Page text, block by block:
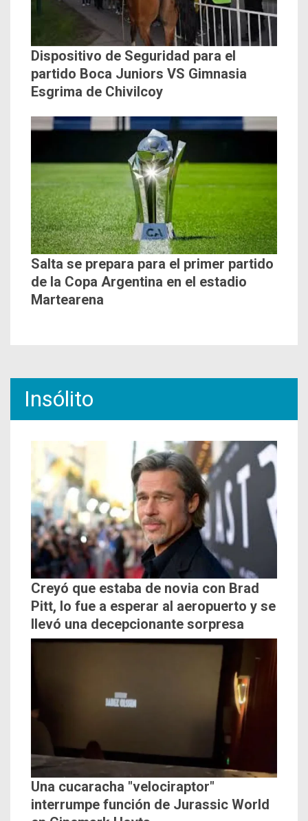
Dispositivo de Seguridad para el
partido Boca Juniors VS Gimnasia
Esgrima de Chivilcoy
Salta se prepara para el primer partido
de la Copa Argentina en el estadio
Martearena
Insólito
Creyó que estaba de novia con Brad
Pitt, lo fue a esperar al aeropuerto y se
llevó una decepcionante sorpresa
Una cucaracha "velociraptor"
interrumpe función de Jurassic World